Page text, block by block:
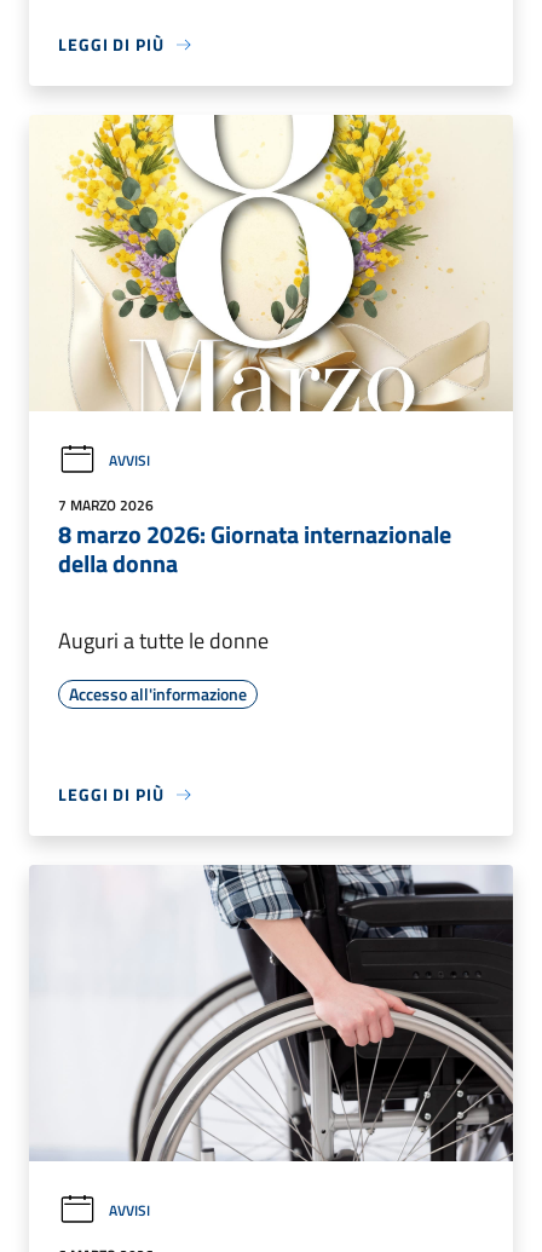
LEGGI DI PIÙ
AVVISI
7 MARZO 2026
8 marzo 2026: Giornata internazionale
della donna
Auguri a tutte le donne
Accesso all'informazione
LEGGI DI PIÙ
AVVISI